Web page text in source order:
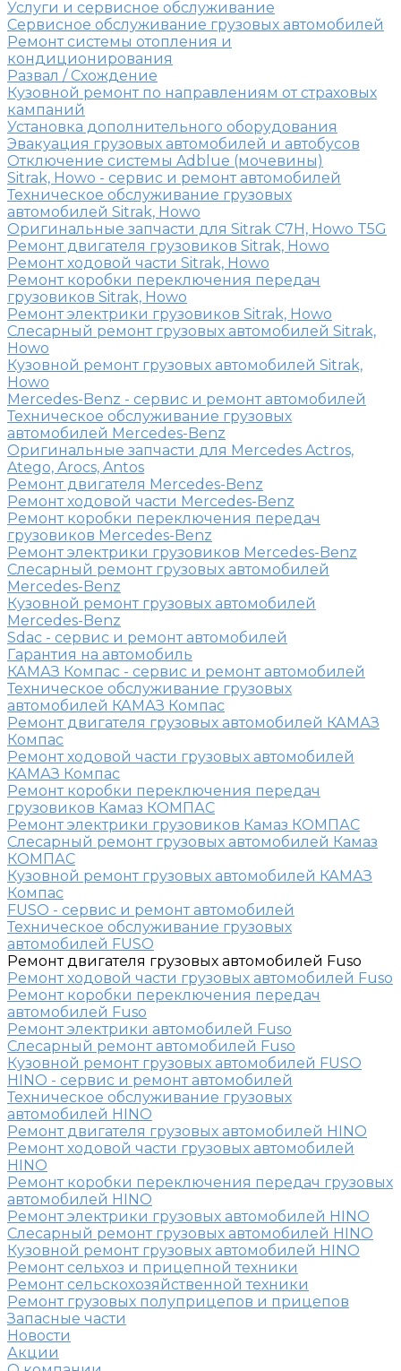
Услуги и сервисное обслуживание
Сервисное обслуживание грузовых автомобилей
Ремонт системы отопления и
кондиционирования
Развал / Схождение
Кузовной ремонт по направлениям от страховых
кампаний
Установка дополнительного оборудования
Эвакуация грузовых автомобилей и автобусов
Отключение системы Adblue (мочевины)
Sitrak, Howo - сервис и ремонт автомобилей
Техническое обслуживание грузовых
автомобилей Sitrak, Howo
Оригинальные запчасти для Sitrak C7H, Howo T5G
Ремонт двигателя грузовиков Sitrak, Howo
Ремонт ходовой части Sitrak, Howo
Ремонт коробки переключения передач
грузовиков Sitrak, Howo
Ремонт электрики грузовиков Sitrak, Howo
Слесарный ремонт грузовых автомобилей Sitrak,
Howo
Кузовной ремонт грузовых автомобилей Sitrak,
Howo
Mercedes-Benz - сервис и ремонт автомобилей
Техническое обслуживание грузовых
автомобилей Mercedes-Benz
Оригинальные запчасти для Mercedes Actros,
Atego, Arocs, Antos
Ремонт двигателя Mercedes-Benz
Ремонт ходовой части Mercedes-Benz
Ремонт коробки переключения передач
грузовиков Mercedes-Benz
Ремонт электрики грузовиков Mercedes-Benz
Слесарный ремонт грузовых автомобилей
Mercedes-Benz
Кузовной ремонт грузовых автомобилей
Mercedes-Benz
Sdac - сервис и ремонт автомобилей
Гарантия на автомобиль
КАМАЗ Компас - сервис и ремонт автомобилей
Техническое обслуживание грузовых
автомобилей КАМАЗ Компас
Ремонт двигателя грузовых автомобилей КАМАЗ
Компас
Ремонт ходовой части грузовых автомобилей
КАМАЗ Компас
Ремонт коробки переключения передач
грузовиков Камаз КОМПАС
Ремонт электрики грузовиков Камаз КОМПАС
Слесарный ремонт грузовых автомобилей Камаз
КОМПАС
Кузовной ремонт грузовых автомобилей КАМАЗ
Компас
FUSO - сервис и ремонт автомобилей
Техническое обслуживание грузовых
автомобилей FUSO
Ремонт двигателя грузовых автомобилей Fuso
Ремонт ходовой части грузовых автомобилей Fuso
Ремонт коробки переключения передач
автомобилей Fuso
Ремонт электрики автомобилей Fuso
Слесарный ремонт автомобилей Fuso
Кузовной ремонт грузовых автомобилей FUSO
HINO - сервис и ремонт автомобилей
Техническое обслуживание грузовых
автомобилей HINO
Ремонт двигателя грузовых автомобилей HINO
Ремонт ходовой части грузовых автомобилей
HINO
Ремонт коробки переключения передач грузовых
автомобилей HINO
Ремонт электрики грузовых автомобилей HINO
Слесарный ремонт грузовых автомобилей HINO
Кузовной ремонт грузовых автомобилей HINO
Ремонт сельхоз и прицепной техники
Ремонт сельскохозяйственной техники
Ремонт грузовых полуприцепов и прицепов
Запасные части
Новости
Акции